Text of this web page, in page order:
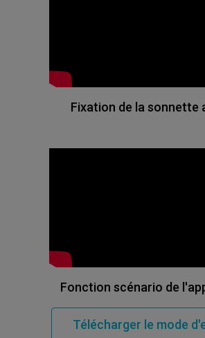
Fixation de la sonnette
Fonction scénario de
Télécharger le mode